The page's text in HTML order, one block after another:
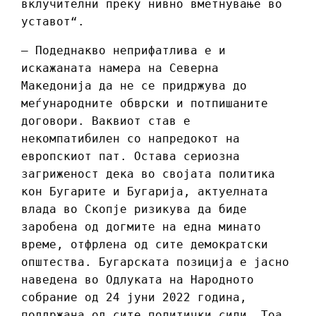
вклучителни преку нивно вметнување во
уставот“.
– Подеднакво неприфатлива е и
искажаната намера на Северна
Македонија да не се придржува до
меѓународните обврски и потпишаните
договори. Ваквиот став е
некомпатибилен со напредокот на
европскиот пат. Остава сериозна
загриженост дека во својата политика
кон Бугарите и Бугарија, актуелната
влада во Скопје ризикува да биде
заробена од догмите на една минато
време, отфрлена од сите демократски
општества. Бугарската позиција е јасно
наведена во Одлуката на Народното
собрание од 24 јуни 2022 година,